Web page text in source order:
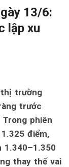
13/6:
lập xu
thị trường
trước
phiên
điểm,
1.340–1.350
thay thế vai